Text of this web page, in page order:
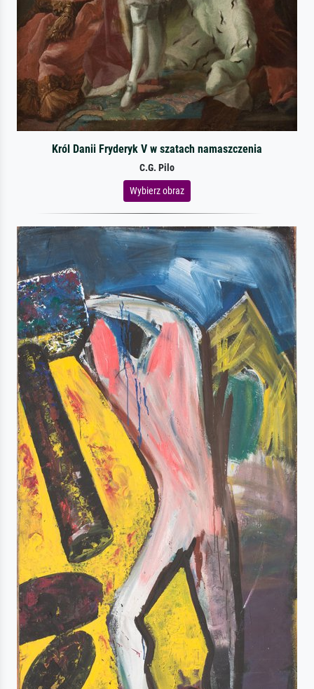
Król Danii Fryderyk V w szatach namaszczenia
C.G. Pilo
Wybierz obraz